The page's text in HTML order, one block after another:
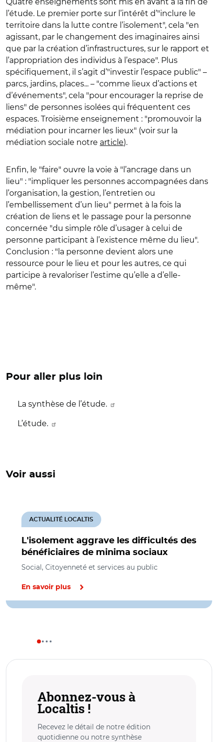
l’étude. Le premier porte sur l’intérêt d’"inclure le
territoire dans la lutte contre l’isolement", cela "en
agissant, par le changement des imaginaires ainsi
que par la création d’infrastructures, sur le rapport et
l’appropriation des individus à l’espace". Plus
spécifiquement, il s’agit d’"investir l’espace public" –
parcs, jardins, places... – "comme lieux d’actions et
d’événements", cela "pour encourager la reprise de
liens" de personnes isolées qui fréquentent ces
espaces. Troisième enseignement : "promouvoir la
médiation pour incarner les lieux" (voir sur la
médiation sociale notre article).
Enfin, le "faire" ouvre la voie à "l’ancrage dans un
lieu" : "impliquer les personnes accompagnées dans
l’organisation, la gestion, l’entretien ou
l’embellissement d’un lieu" permet à la fois la
création de liens et le passage pour la personne
concernée "du simple rôle d’usager à celui de
personne participant à l’existence même du lieu".
Conclusion : "la personne devient alors une
ressource pour le lieu et pour les autres, ce qui
participe à revaloriser l’estime qu’elle a d’elle-
même".
Pour aller plus loin
La synthèse de l’étude.
L’étude.
Voir aussi
L'isolement aggrave les difficultés des
bénéficiaires de minima sociaux
ACTUALITÉ LOCALTIS
Social, Citoyenneté et services au public
En savoir plus
Abonnez-vous à
Localtis !
Recevez le détail de notre édition
quotidienne ou notre synthèse